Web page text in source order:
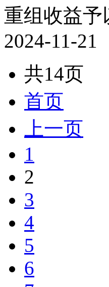
重组收益予
2024-11-21
共14页
首页
上一页
1
2
3
4
5
6